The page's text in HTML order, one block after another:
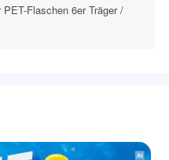
Flaschen 6er Träger /